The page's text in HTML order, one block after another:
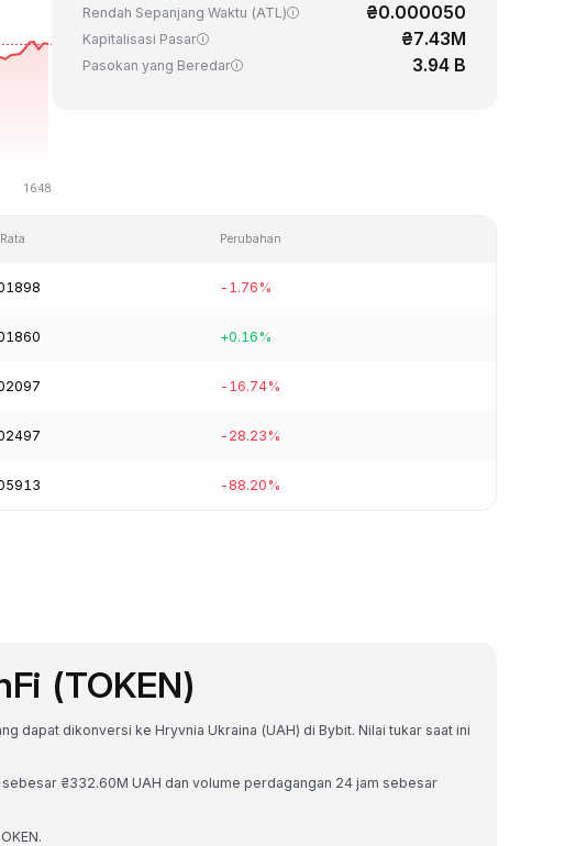
Rendah Sepanjang Waktu (ATL) ₴0.000050
Kapitalisasi Pasar ₴7.43M
Pasokan yang Beredar 3.94 B
Perubahan
-1.76%
+0.16%
-16.74%
-28.23%
-88.20%
(TOKEN)
dapat dikonversi ke Hryvnia Ukraina (UAH) di Bybit. Nilai tukar saat ini
₴332.60M UAH dan volume perdagangan 24 jam sebesar